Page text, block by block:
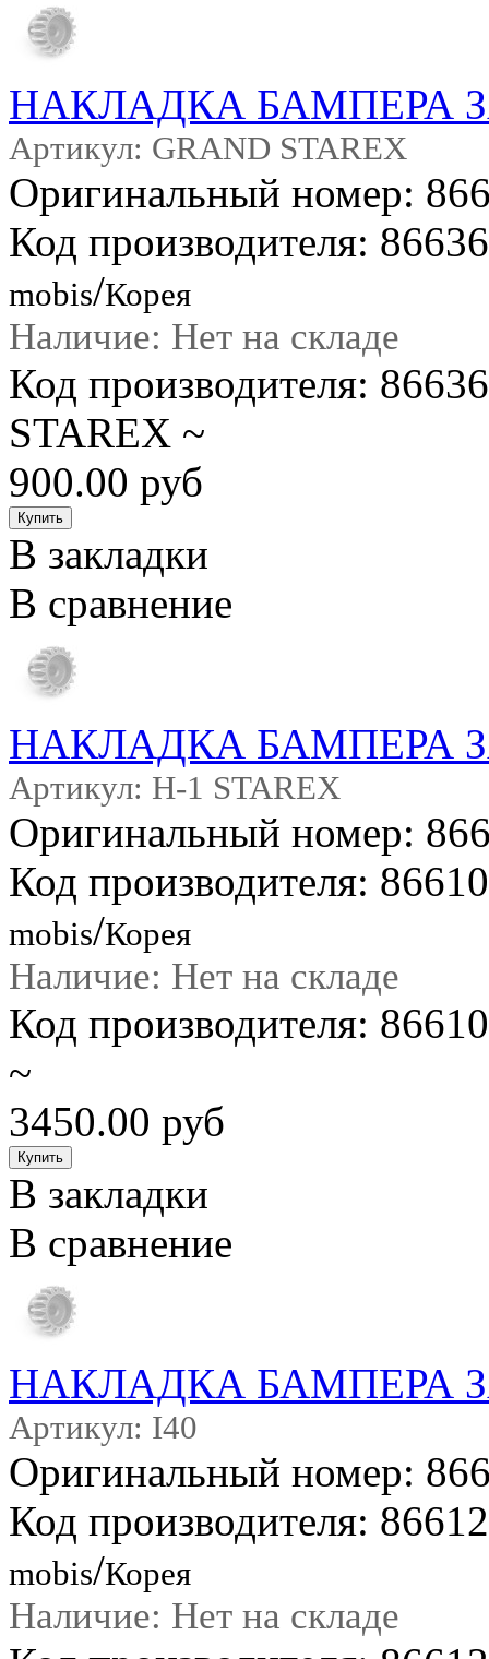
НАКЛАДКА БАМПЕРА
Артикул: GRAND STAREX
Оригинальный номер:
Код производителя:
mobis/Корея
Наличие: Нет на складе
Код производителя:
STAREX ~
900.00 руб
В закладки
В сравнение
НАКЛАДКА БАМПЕРА
Артикул: H-1 STAREX
Оригинальный номер:
Код производителя:
mobis/Корея
Наличие: Нет на складе
Код производителя:
~
3450.00 руб
В закладки
В сравнение
НАКЛАДКА БАМПЕРА
Артикул: I40
Оригинальный номер:
Код производителя:
mobis/Корея
Наличие: Нет на складе